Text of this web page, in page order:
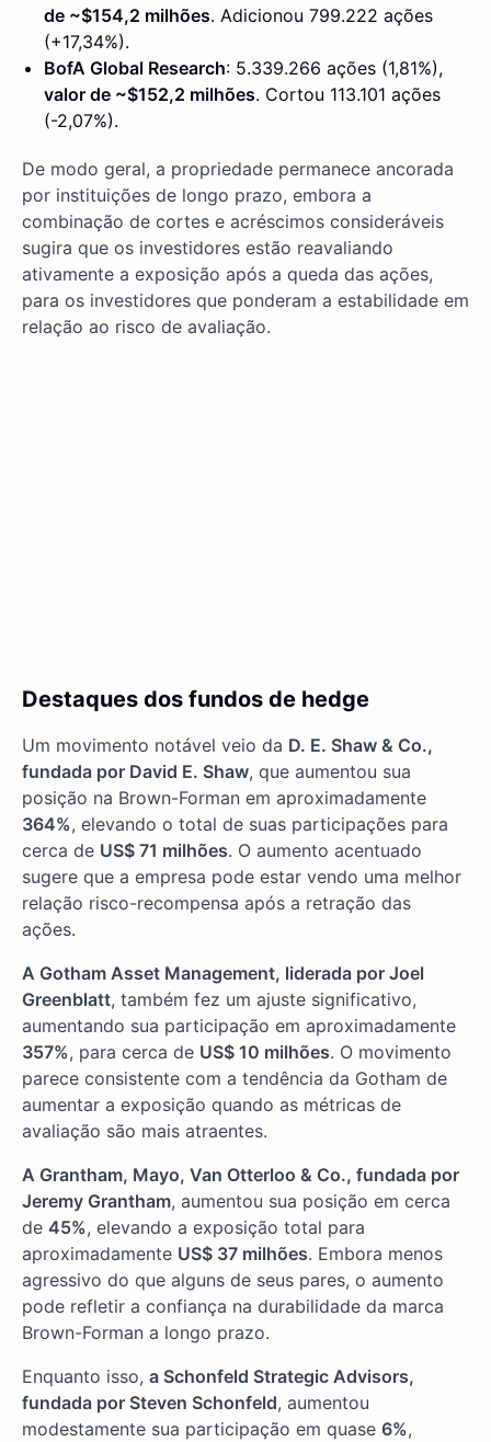
de ~$154,2 milhões. Adicionou 799.222 ações
(+17,34%).
BofA Global Research: 5.339.266 ações (1,81%),
valor de ~$152,2 milhões. Cortou 113.101 ações
(-2,07%).
De modo geral, a propriedade permanece ancorada
por instituições de longo prazo, embora a
combinação de cortes e acréscimos consideráveis
sugira que os investidores estão reavaliando
ativamente a exposição após a queda das ações,
para os investidores que ponderam a estabilidade em
relação ao risco de avaliação.
Destaques dos fundos de hedge
Um movimento notável veio da D. E. Shaw & Co.,
fundada por David E. Shaw, que aumentou sua
posição na Brown-Forman em aproximadamente
364%, elevando o total de suas participações para
cerca de US$ 71 milhões. O aumento acentuado
sugere que a empresa pode estar vendo uma melhor
relação risco-recompensa após a retração das
ações.
A Gotham Asset Management, liderada por Joel
Greenblatt, também fez um ajuste significativo,
aumentando sua participação em aproximadamente
357%, para cerca de US$ 10 milhões. O movimento
parece consistente com a tendência da Gotham de
aumentar a exposição quando as métricas de
avaliação são mais atraentes.
A Grantham, Mayo, Van Otterloo & Co., fundada por
Jeremy Grantham, aumentou sua posição em cerca
de 45%, elevando a exposição total para
aproximadamente US$ 37 milhões. Embora menos
agressivo do que alguns de seus pares, o aumento
pode refletir a confiança na durabilidade da marca
Brown-Forman a longo prazo.
Enquanto isso, a Schonfeld Strategic Advisors,
fundada por Steven Schonfeld, aumentou
modestamente sua participação em quase 6%,